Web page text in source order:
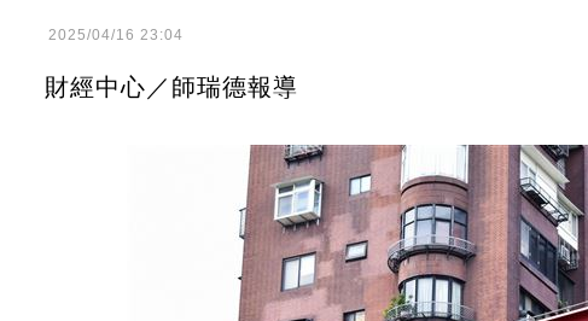
2025/04/16 23:04
財經中心／師瑞德報導